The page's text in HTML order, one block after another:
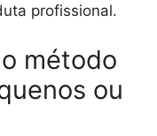
profissional.
método
ou